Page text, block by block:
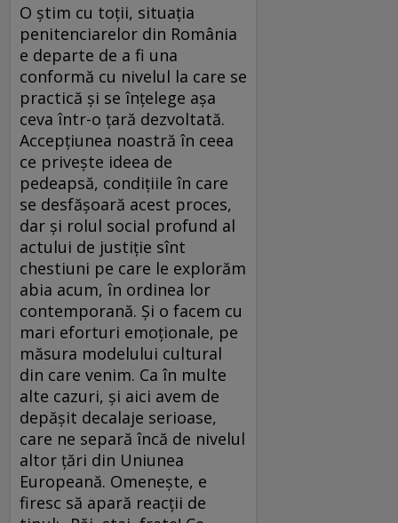
O știm cu toții, situația
penitenciarelor din România
e departe de a fi una
conformă cu nivelul la care se
practică și se înțelege așa
ceva într-o țară dezvoltată.
Accepțiunea noastră în ceea
ce privește ideea de
pedeapsă, condițiile în care
se desfășoară acest proces,
dar și rolul social profund al
actului de justiție sînt
chestiuni pe care le explorăm
abia acum, în ordinea lor
contemporană. Și o facem cu
mari eforturi emoționale, pe
măsura modelului cultural
din care venim. Ca în multe
alte cazuri, și aici avem de
depășit decalaje serioase,
care ne separă încă de nivelul
altor țări din Uniunea
Europeană. Omenește, e
firesc să apară reacții de